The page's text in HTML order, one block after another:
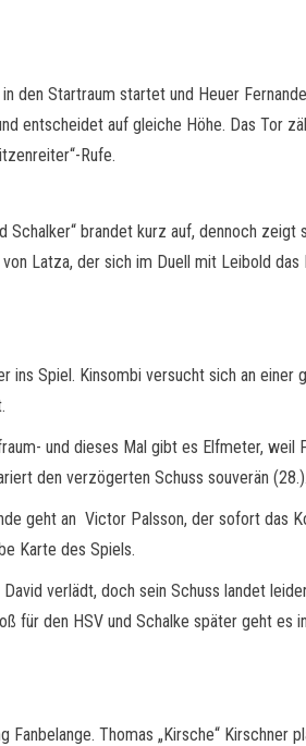
den Startraum startet und Heuer
entscheidet auf gleiche Höhe. Das Tor
Rufe.
brandet kurz auf, dennoch
Latza, der sich im Duell mit Leibold
Spiel. Kinsombi versucht sich an einer
und dieses Mal gibt es Elfmeter, weil
den verzögerten Schuss souverän
geht an Victor Palsson, der sofort das
Karte des Spiels.
verlädt, doch sein Schuss landet
für den HSV und Schalke später geht es
Thomas „Kirsche“ Kirschner